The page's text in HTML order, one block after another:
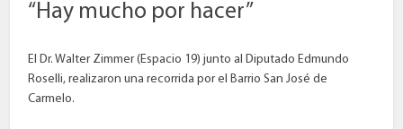
“Hay mucho por hacer”
El Dr. Walter Zimmer (Espacio 19) junto al Diputado Edmundo
Roselli, realizaron una recorrida por el Barrio San José de
Carmelo.